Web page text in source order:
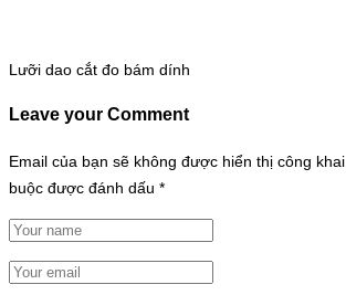
Lưỡi dao cắt đo bám dính
Leave your Comment
Email của bạn sẽ không được hiển thị công khai.
buộc được đánh dấu *